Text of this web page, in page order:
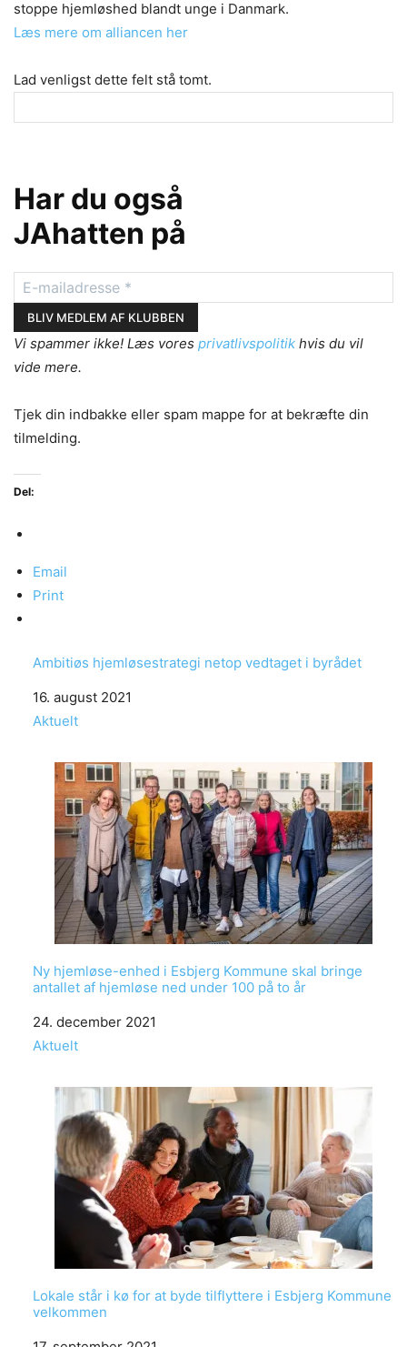
stoppe hjemløshed blandt unge i Danmark.
Læs mere om alliancen her
Lad venligst dette felt stå tomt.
Har du også
JAhatten på
Vi spammer ikke! Læs vores privatlivspolitik hvis du vil
vide mere.
Tjek din indbakke eller spam mappe for at bekræfte din
tilmelding.
Del:
Email
Print
Ambitiøs hjemløsestrategi netop vedtaget i byrådet
Date
16. august 2021
In relation to
Aktuelt
Ny hjemløse-enhed i Esbjerg Kommune skal bringe
antallet af hjemløse ned under 100 på to år
Date
24. december 2021
In relation to
Aktuelt
Lokale står i kø for at byde tilflyttere i Esbjerg Kommune
velkommen